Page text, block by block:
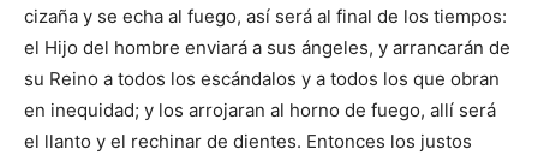
cizaña y se echa al fuego, así será al final de los tiempos:
el Hijo del hombre enviará a sus ángeles, y arrancarán de
su Reino a todos los escándalos y a todos los que obran
en inequidad; y los arrojaran al horno de fuego, allí será
el llanto y el rechinar de dientes. Entonces los justos